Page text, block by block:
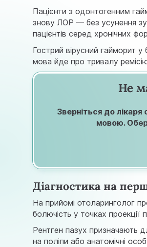
Пацієнти з одонтогенним
знову ЛОР — без усунення
пацієнтів серед хронічних
Гострий вірусний гайморит
мова йде про тривалу
Не
Зверніться до
мовою.
Діагностика на
На прийомі отоларинголог
болючість у точках
Рентген пазух призначають
на поліпи або анатомічні